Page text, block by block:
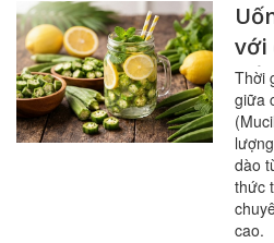
với
bổ
Thời
giữa
dào
thức
cao.